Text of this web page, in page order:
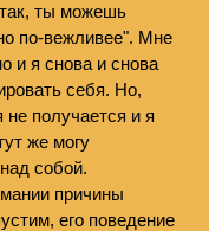
ты можешь
по-вежливее". Мне
и я снова и снова
себя. Но,
получается и я
же могу
собой.
причины
его поведение